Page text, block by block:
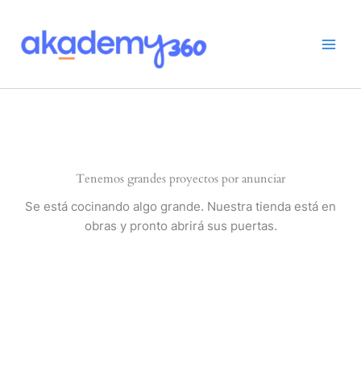
contenido
Tenemos grandes proyectos por anunciar
Se está cocinando algo grande. Nuestra tienda está en
obras y pronto abrirá sus puertas.